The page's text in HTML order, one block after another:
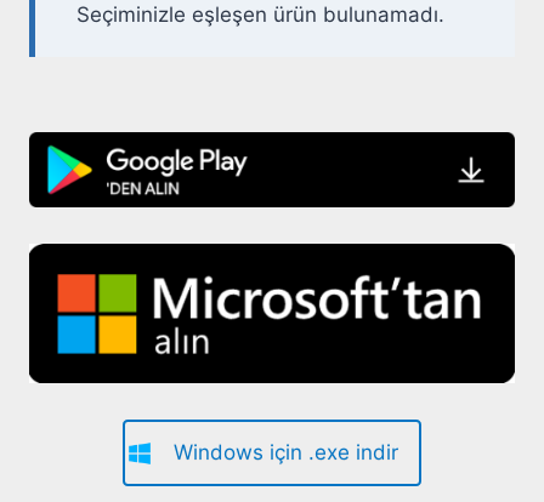
Seçiminizle eşleşen ürün bulunamadı.
Windows için .exe indir